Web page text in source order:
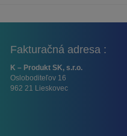
Fakturačná adresa :
K – Produkt SK, s.r.o.
Osloboditeľov 16
962 21 Lieskovec